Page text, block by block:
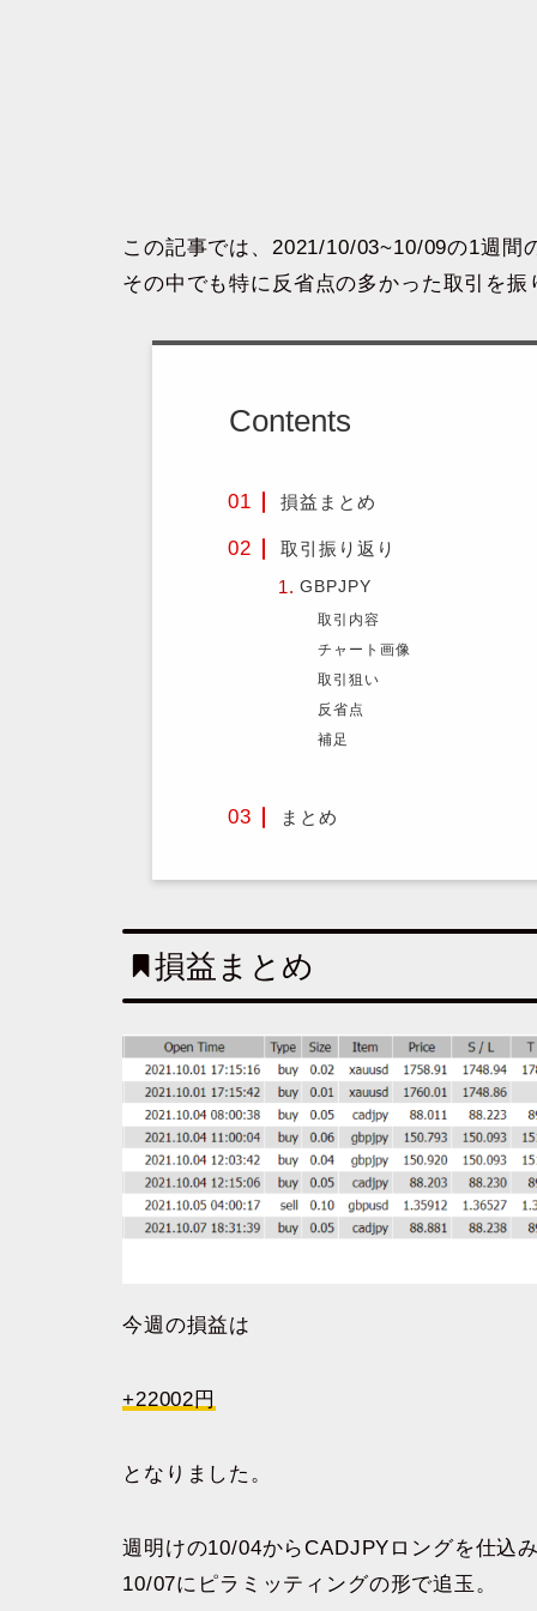
この記事では、2021/10/03~10/09の1週間
その中でも特に反省点の多かった取引を
Contents
損益まとめ
取引振り返り
GBPJPY
取引内容
チャート画像
取引狙い
反省点
補足
まとめ
損益まとめ
今週の損益は
+22002円
となりました。
週明けの10/04からCADJPYロングを仕込
10/07にピラミッティングの形で追玉。